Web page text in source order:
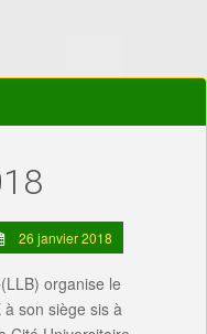
26 janvier 2018
organise le
à son siège sis à